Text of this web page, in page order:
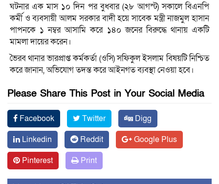
ঘটনার এক মাস ১০ দিন পর বুধবার (২৮ আগস্ট) সকালে বিএনপি
কর্মী ও ব্যবসায়ী আলম সরকার বাদী হয়ে সাবেক মন্ত্রী নাজমুল হাসান
পাপনকে ১ নম্বর আসামি করে ১৪০ জনের বিরুদ্ধে থানায় একটি
মামলা দায়ের করেন।
ভৈরব থানার ভারপ্রাপ্ত কর্মকর্তা (ওসি) সফিকুল ইসলাম বিষয়টি নিশ্চিত
করে জানান, অভিযোগ তদন্ত করে আইনগত ব্যবস্থা নেওয়া হবে।
Please Share This Post in Your Social Media
Facebook Twitter
Digg
Linkedin
Reddit
Google Plus
Pinterest
Print